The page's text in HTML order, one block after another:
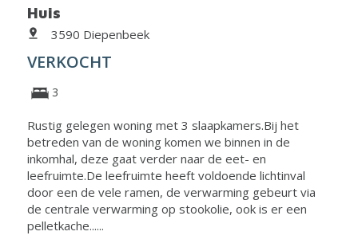
Huis
3590 Diepenbeek
VERKOCHT
3
Rustig gelegen woning met 3 slaapkamers.Bij het
betreden van de woning komen we binnen in de
inkomhal, deze gaat verder naar de eet- en
leefruimte.De leefruimte heeft voldoende lichtinval
door een de vele ramen, de verwarming gebeurt via
de centrale verwarming op stookolie, ook is er een
pelletkache......